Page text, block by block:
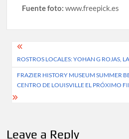
Fuente foto:www.freepick.es
Post
navigation
ROSTROS LOCALES: YOHAN G ROJAS,
FRAZIER HISTORY MUSEUM SUMMER
CENTRO DE LOUISVILLE EL PRÓXIMO
Leave a Reply